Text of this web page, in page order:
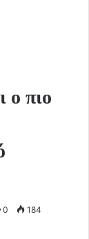
πιο
0 184